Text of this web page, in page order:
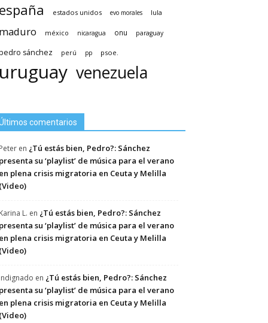
estados unidos evo morales lula
méxico nicaragua onu paraguay
sánchez perú pp psoe.
venezuela
comentarios
en ¿Tú estás bien, Pedro?: Sánchez
su ‘playlist’ de música para el verano
plena crisis migratoria en Ceuta y Melilla
L. en ¿Tú estás bien, Pedro?: Sánchez
su ‘playlist’ de música para el verano
plena crisis migratoria en Ceuta y Melilla
en ¿Tú estás bien, Pedro?: Sánchez
su ‘playlist’ de música para el verano
plena crisis migratoria en Ceuta y Melilla